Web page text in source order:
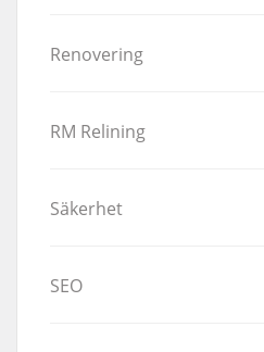
Renovering
RM Relining
Säkerhet
SEO